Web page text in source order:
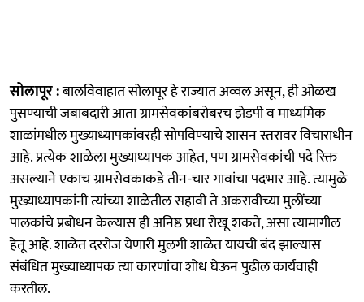
सोलापूर :बालविवाहात सोलापूर हे राज्यात अव्वल असून, ही ओळख
पुसण्याची जबाबदारी आता ग्रामसेवकांबरोबरच झेडपी व माध्यमिक
शाळांमधील मुख्याध्यापकांवरही सोपविण्याचे शासन स्तरावर विचाराधीन
आहे. प्रत्येक शाळेला मुख्याध्यापक आहेत, पण ग्रामसेवकांची पदे रिक्त
असल्याने एकाच ग्रामसेवकाकडे तीन-चार गावांचा पदभार आहे. त्यामुळे
मुख्याध्यापकांनी त्यांच्या शाळेतील सहावी ते अकरावीच्या मुलींच्या
पालकांचे प्रबोधन केल्यास ही अनिष्ठ प्रथा रोखू शकते, असा त्यामागील
हेतू आहे. शाळेत दररोज येणारी मुलगी शाळेत यायची बंद झाल्यास
संबंधित मुख्याध्यापक त्या कारणांचा शोध घेऊन पुढील कार्यवाही
करतील.